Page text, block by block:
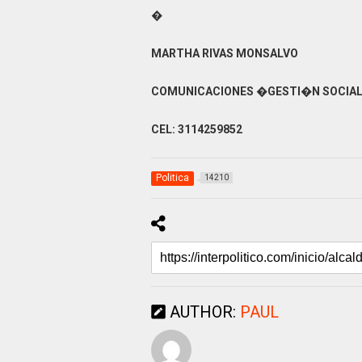
�
MARTHA RIVAS MONSALVO
COMUNICACIONES �GESTI�N SOCIAL
CEL: 3114259852
Politica 14210
AUTHOR: PAUL